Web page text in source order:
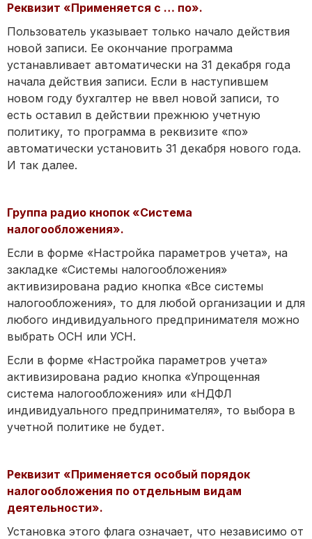
Реквизит «Применяется с … по».
Пользователь указывает только начало действия
новой записи. Ее окончание программа
устанавливает автоматически на 31 декабря года
начала действия записи. Если в наступившем
новом году бухгалтер не ввел новой записи, то
есть оставил в действии прежнюю учетную
политику, то программа в реквизите «по»
автоматически установить 31 декабря нового года.
И так далее.
Группа радио кнопок «Система
налогообложения».
Если в форме «Настройка параметров учета», на
закладке «Системы налогообложения»
активизирована радио кнопка «Все системы
налогообложения», то для любой организации и для
любого индивидуального предпринимателя можно
выбрать ОСН или УСН.
Если в форме «Настройка параметров учета»
активизирована радио кнопка «Упрощенная
система налогообложения» или «НДФЛ
индивидуального предпринимателя», то выбора в
учетной политике не будет.
Реквизит «Применяется особый порядок
налогообложения по отдельным видам
деятельности».
Установка этого флага означает, что независимо от